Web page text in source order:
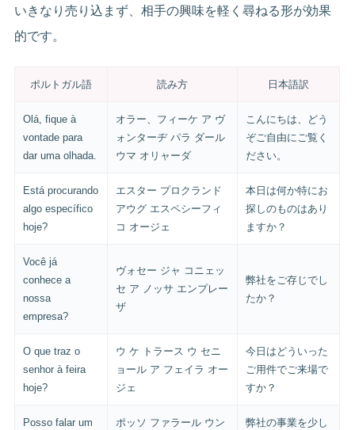
いきなり売り込まず、相手の興味を軽く尋ねる形が効果
的です。
ポルトガル語 読み方 日本語訳
Olá, fique à
vontade para
dar uma olhada.
オラー、フィーケ ア ヴ
ォンターヂ パラ ダール
ウマ オリャーダ
こんにちは、どう
ぞご自由にご覧く
ださい。
Está procurando
algo específico
hoje?
エスター プロクランド
アウグ エスペシーフィ
コ オージェ
本日は何か特にお
探しのものはあり
ますか？
Você já
conhece a
nossa
empresa?
ヴォセー ジャ コニェッ
セ ア ノッサ エンプレー
ザ
弊社をご存じでし
たか？
O que traz o
senhor à feira
hoje?
ウ ケ トラース ウ セニ
ョール ア フェイラ オー
ジェ
今日はどういった
ご用件でご来場で
すか？
Posso falar um
ポッソ ファラール ウン
弊社の事業を少し